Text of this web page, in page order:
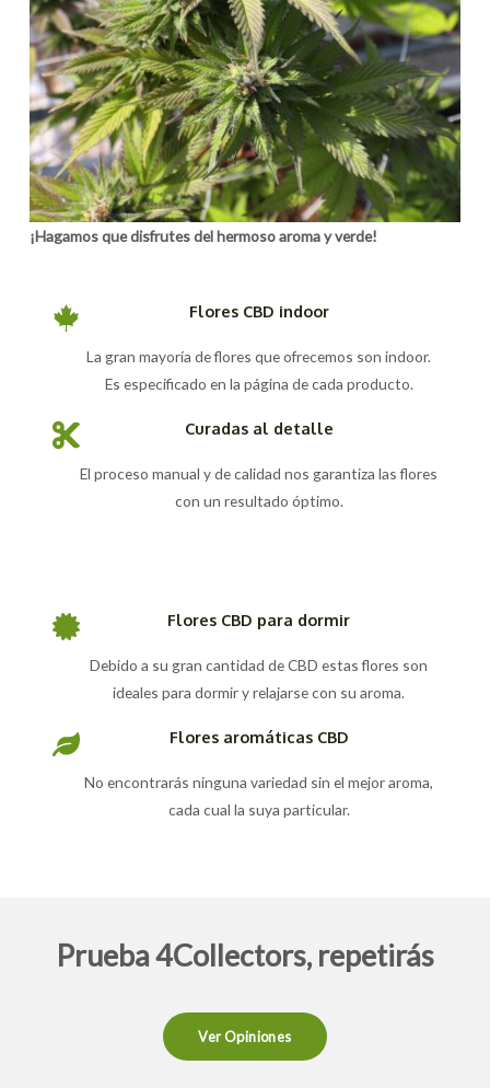
¡Hagamos que disfrutes del hermoso aroma y verde!
Flores CBD indoor
La gran mayoría de flores que ofrecemos son indoor.
Es especificado en la página de cada producto.
Curadas al detalle
El proceso manual y de calidad nos garantiza las flores
con un resultado óptimo.
Flores CBD para dormir
Debido a su gran cantidad de CBD estas flores son
ideales para dormir y relajarse con su aroma.
Flores aromáticas CBD
No encontrarás ninguna variedad sin el mejor aroma,
cada cual la suya particular.
Prueba 4Collectors, repetirás
Ver Opiniones